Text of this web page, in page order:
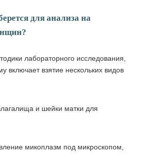
для анализа на
лабораторного исследования,
включает взятие нескольких видов
и шейки матки для
микоплазм под микроскопом,